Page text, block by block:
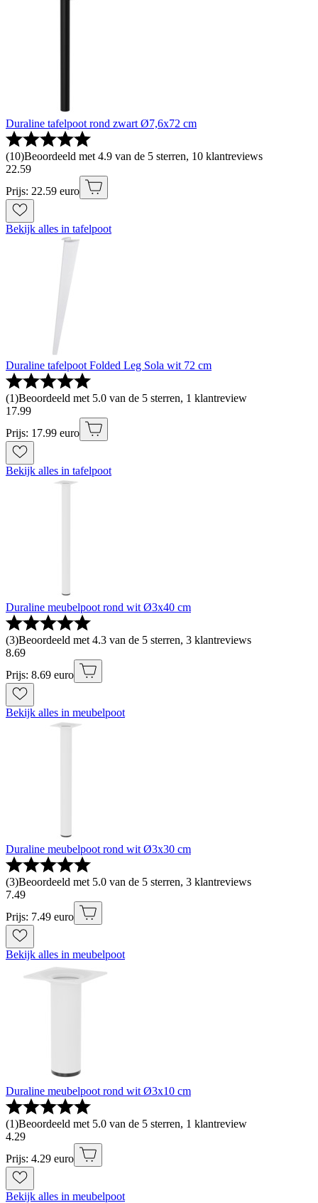
Duraline tafelpoot rond zwart Ø7,6x72 cm
(10)Beoordeeld met 4.9 van de 5 sterren, 10 klantreviews
22.59
Prijs: 22.59 euro
Bekijk alles in tafelpoot
Duraline tafelpoot Folded Leg Sola wit 72 cm
(1)Beoordeeld met 5.0 van de 5 sterren, 1 klantreview
17.99
Prijs: 17.99 euro
Bekijk alles in tafelpoot
Duraline meubelpoot rond wit Ø3x40 cm
(3)Beoordeeld met 4.3 van de 5 sterren, 3 klantreviews
8.69
Prijs: 8.69 euro
Bekijk alles in meubelpoot
Duraline meubelpoot rond wit Ø3x30 cm
(3)Beoordeeld met 5.0 van de 5 sterren, 3 klantreviews
7.49
Prijs: 7.49 euro
Bekijk alles in meubelpoot
Duraline meubelpoot rond wit Ø3x10 cm
(1)Beoordeeld met 5.0 van de 5 sterren, 1 klantreview
4.29
Prijs: 4.29 euro
Bekijk alles in meubelpoot